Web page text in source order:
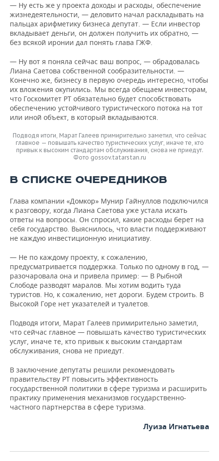
— Ну есть же у проекта доходы и расходы, обеспечение
жизнедеятельности, — деловито начал раскладывать на
пальцах арифметику бизнеса депутат. — Если инвестор
вкладывает деньги, он должен получить их обратно, —
без всякой иронии дал понять глава ГЖФ.
— Ну вот я поняла сейчас ваш вопрос, — обрадовалась
Лиана Саетова собственной сообразительности. —
Конечно же, бизнесу в первую очередь интересно, чтобы
их вложения окупились. Мы всегда обещаем инвесторам,
что Госкомитет РТ обязательно будет способствовать
обеспечению устойчивого туристического потока на тот
или иной объект, в который вкладываются.
Подводя итоги, Марат Галеев примирительно заметил, что сейчас
главное — повышать качество туристических услуг, иначе те, кто
привык к высоким стандартам обслуживания, снова не приедут.
Фото gossov.tatarstan.ru
В СПИСКЕ ОЧЕРЕДНИКОВ
Глава компании «Домкор» Мунир Гайнуллов подключился
к разговору, когда Лиана Саетова уже устала искать
ответы на вопросы. Он спросил, какие расходы берет на
себя государство. Выяснилось, что власти поддерживают
не каждую инвестиционную инициативу.
— Не по каждому проекту, к сожалению,
предусматривается поддержка. Только по одному в год, —
разочаровала она и привела пример: — В Рыбной
Слободе разводят маралов. Мы хотим водить туда
туристов. Но, к сожалению, нет дороги. Будем строить. В
Высокой Горе нет указателей и туалетов.
Подводя итоги, Марат Галеев примирительно заметил,
что сейчас главное — повышать качество туристических
услуг, иначе те, кто привык к высоким стандартам
обслуживания, снова не приедут.
В заключение депутаты решили рекомендовать
правительству РТ повысить эффективность
государственной политики в сфере туризма и расширить
практику применения механизмов государственно-
частного партнерства в сфере туризма.
Луиза Игнатьева